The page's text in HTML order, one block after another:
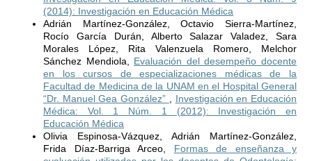
(2014): Investigación en Educación Médica
Adrián Martínez-González, Octavio Sierra-Martínez,
Rocío García Durán, Alberto Salazar Valadez, Sara
Morales López, Rita Valenzuela Romero, Melchor
Sánchez Mendiola, Evaluación del desempeño docente
en los cursos de especializaciones médicas de la
Facultad de Medicina de la UNAM en el Hospital General
“Dr. Manuel Gea González” , Investigación en Educación
Médica: Vol. 1 Núm. 1 (2012): Investigación en
Educación Médica
Olivia Espinosa-Vázquez, Adrián Martínez-González,
Frida Díaz-Barriga Arceo, Formas de enseñanza y